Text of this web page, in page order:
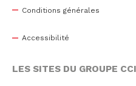
Conditions générales
Accessibilité
LES SITES DU GROUPE